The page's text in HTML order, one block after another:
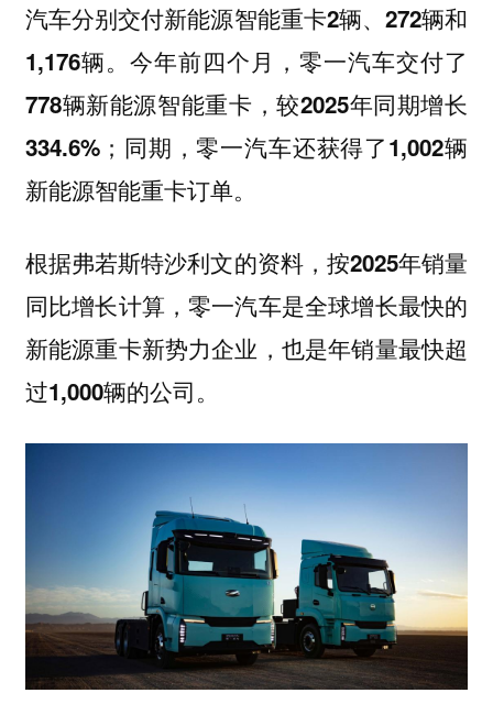
汽车分别交付新能源智能重卡2辆、272辆和
1,176辆。今年前四个月，零一汽车交付了
778辆新能源智能重卡，较2025年同期增长
334.6%；同期，零一汽车还获得了1,002辆
新能源智能重卡订单。
根据弗若斯特沙利文的资料，按2025年销量
同比增长计算，零一汽车是全球增长最快的
新能源重卡新势力企业，也是年销量最快超
过1,000辆的公司。